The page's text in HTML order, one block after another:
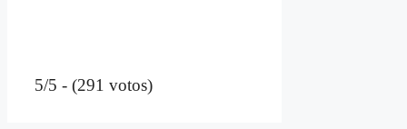
5/5 - (291 votos)